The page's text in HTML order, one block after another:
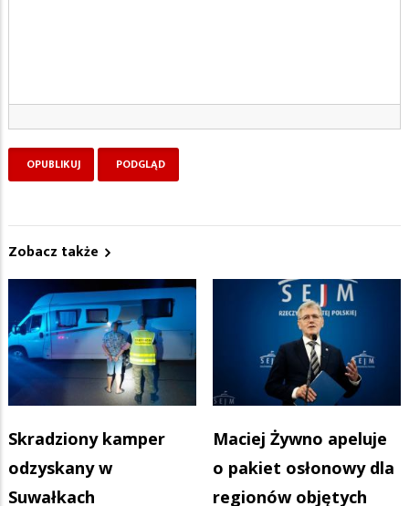
Zobacz także
Skradziony kamper
odzyskany w
Suwałkach
Maciej Żywno apeluje
o pakiet osłonowy dla
regionów objętych